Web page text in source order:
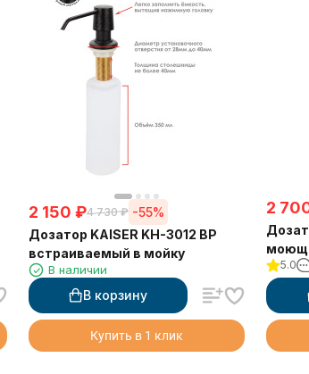
2 150 ₽4 730 ₽ -55%
Дозатор KAISER KH-3012 BP
встраиваемый в мойку
В наличии
В корзину
Купить в 1 клик
2
5.0